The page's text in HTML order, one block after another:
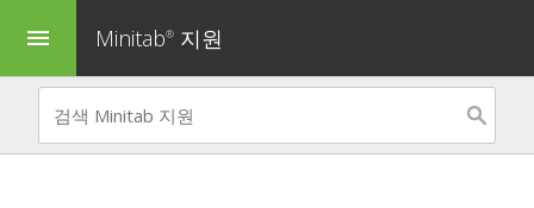
menu Minitab® 지원